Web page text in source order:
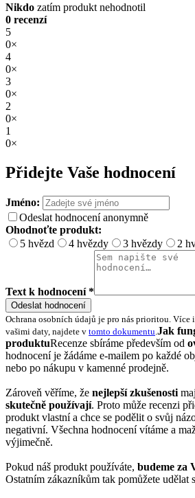
Nikdo zatím produkt nehodnotil
0 recenzí
5
0×
4
0×
3
0×
2
0×
1
0×
Přidejte Vaše hodnocení
Jméno:
Odeslat hodnocení anonymně
Ohodnoťte produkt:
5 hvězd
4 hvězdy 3 hvězdy 2
Text k hodnocení *
Odeslat hodnocení
Ochrana osobních údajů je pro nás prioritou. Více
vašimi daty, najdete v tomto dokumentu Jak
produktuRecenze sbíráme především od
hodnocení je žádáme e-mailem po každé
nebo po nákupu v kamenné prodejně.
Zároveň věříme, že nejlepší zkušenosti
skutečně používají. Proto může recenzi
produkt vlastní a chce se podělit o svůj
negativní. Všechna hodnocení vítáme a
výjimečně.
Pokud náš produkt používáte, budeme za
Ostatním zákazníkům tak pomůžete udělat